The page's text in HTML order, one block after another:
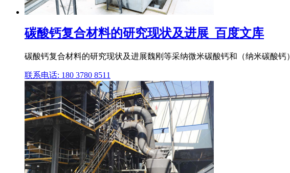
碳酸钙复合材料的研究现状及进展_百度文库
碳酸钙复合材料的研究现状及进展魏刚等采纳微米碳酸钙和（纳米碳酸
联系电话: 180 3780 8511